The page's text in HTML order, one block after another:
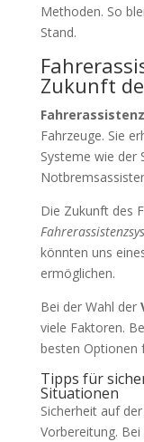
Methoden. So
Stand.
Zukunft
Fahrzeuge. Sie
Systeme wie der
Die Zukunft des
könnten uns
ermöglichen.
Bei der Wahl der
viele Faktoren.
besten Optionen
Tipps für
Situationen
Sicherheit auf
Vorbereitung.